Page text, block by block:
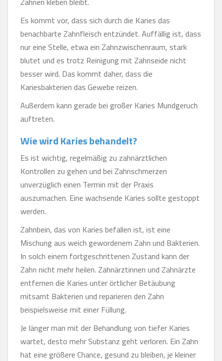
Es kommt vor, dass sich durch die Karies das
benachbarte Zahnfleisch entzündet. Auffällig ist, dass
nur eine Stelle, etwa ein Zahnzwischenraum, stark
blutet und es trotz Reinigung mit Zahnseide nicht
besser wird. Das kommt daher, dass die
Kariesbakterien das Gewebe reizen.
Außerdem kann gerade bei großer Karies Mundgeruch
auftreten.
Wie wird Karies behandelt?
Es ist wichtig, regelmäßig zu zahnärztlichen
Kontrollen zu gehen und bei Zahnschmerzen
unverzüglich einen Termin mit der Praxis
auszumachen. Eine wachsende Karies sollte gestoppt
werden.
Zahnbein, das von Karies befallen ist, ist eine
Mischung aus weich gewordenem Zahn und Bakterien.
In solch einem fortgeschrittenen Zustand kann der
Zahn nicht mehr heilen. Zahnärztinnen und Zahnärzte
entfernen die Karies unter örtlicher Betäubung
mitsamt Bakterien und reparieren den Zahn
beispielsweise mit einer Füllung.
Je länger man mit der Behandlung von tiefer Karies
wartet, desto mehr Substanz geht verloren. Ein Zahn
hat eine größere Chance, gesund zu bleiben, je kleiner